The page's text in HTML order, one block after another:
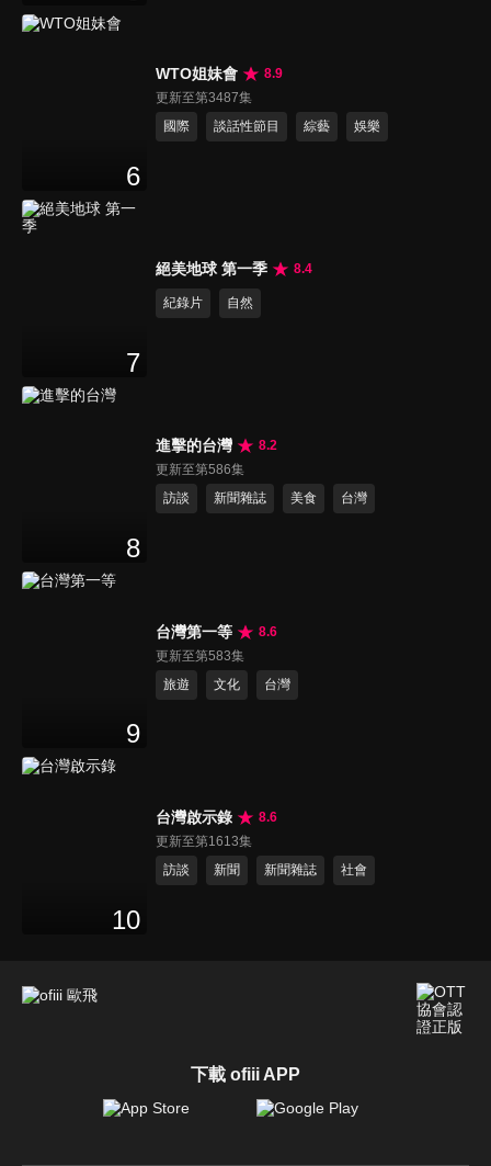
6
WTO姐妹會
8.9
更新至第3487集
國際
談話性節目 綜藝 娛樂
7
絕美地球 第一季 8.4
紀錄片 自然
8
進擊的台灣
8.2
更新至第586集
訪談
新聞雜誌 美食 台灣
9
台灣第一等
8.6
更新至第583集
旅遊
文化 台灣
10
台灣啟示錄
8.6
更新至第1613集
訪談
新聞 新聞雜誌 社會
下載 ofiii APP